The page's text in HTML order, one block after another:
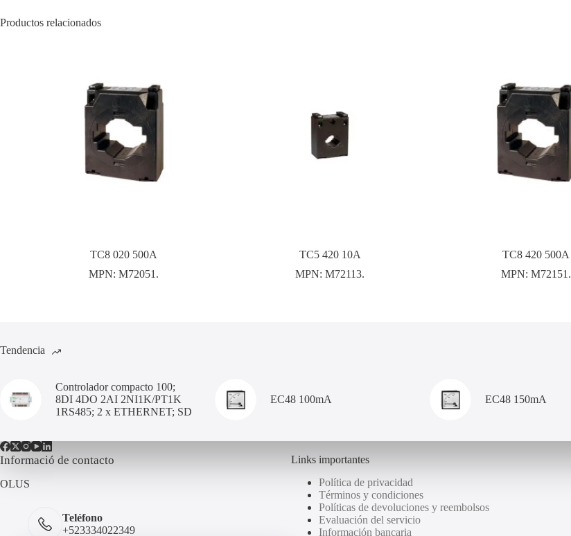
Productos relacionados
TC8 020 500A
MPN:M72051.
TC5 420 10A
MPN:M72113.
TC8 420 500A
MPN: M72151.
Tendencia
Controlador compacto 100;
8DI 4DO 2AI 2NI1K/PT1K
1RS485; 2 x ETHERNET; SD
EC48 100mA EC48 150mA
Informació de contacto
OLUS
Teléfono
+523334022349
Links importantes
Política de privacidad
Términos y condiciones
Políticas de devoluciones y reembolsos
Evaluación del servicio
Información bancaria